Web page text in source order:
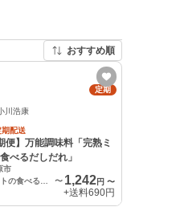
おすすめ順
定期
川浩康
配送
便】万能調味料「完熟ミ
べるだしだれ」
市
〜 1,242円 〜
+送料690円